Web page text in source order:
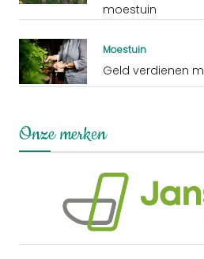
moestuin
Moestuin
Geld verdienen
Onze merken